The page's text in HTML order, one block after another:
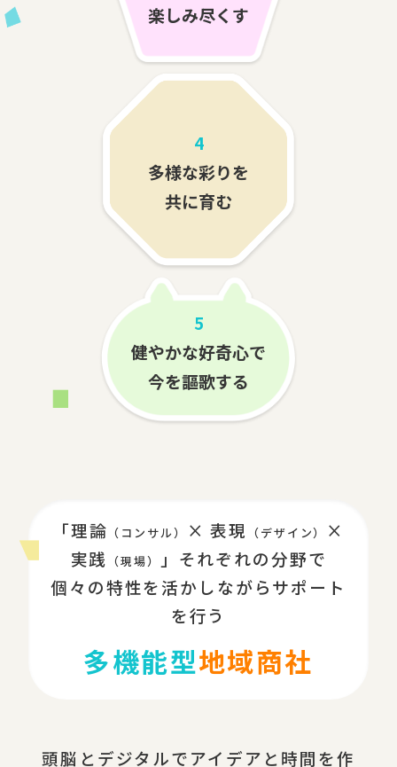
楽しみ尽くす
4
多様な彩りを
共に育む
5
健やかな好奇心で
今を謳歌する
「理論 （コンサル） × 表現 （デザイン）
×
実践 （現場）
」それぞれの分野で
個々の特性を活かしながらサポート
を行う
多機能型地域商社
頭脳とデジタルでアイデアと時間を作